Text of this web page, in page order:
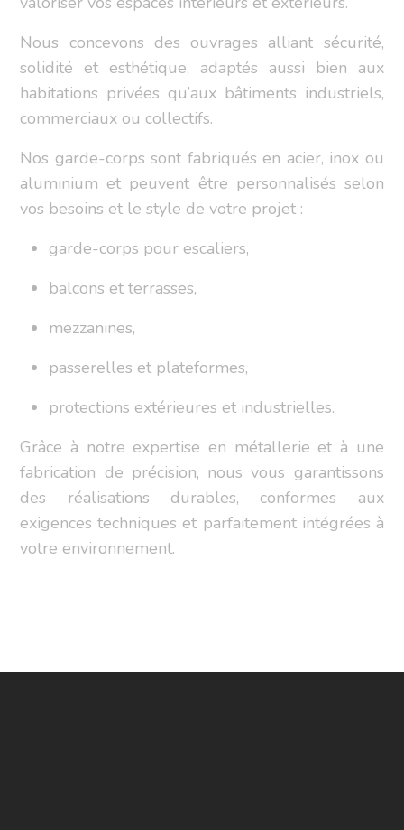
Nous concevons des ouvrages alliant sécurité,
solidité et esthétique, adaptés aussi bien aux
habitations privées qu’aux bâtiments industriels,
commerciaux ou collectifs.
Nos garde-corps sont fabriqués en acier, inox ou
aluminium et peuvent être personnalisés selon
vos besoins et le style de votre projet :
garde-corps pour escaliers,
balcons et terrasses,
mezzanines,
passerelles et plateformes,
protections extérieures et industrielles.
Grâce à notre expertise en métallerie et à une
fabrication de précision, nous vous garantissons
des réalisations durables, conformes aux
exigences techniques et parfaitement intégrées à
votre environnement.